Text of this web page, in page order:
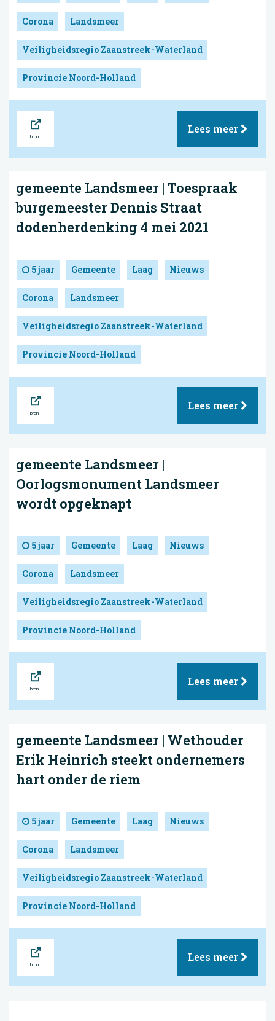
Corona Landsmeer
Veiligheidsregio Zaanstreek-Waterland
Provincie Noord-Holland
Lees meer
gemeente Landsmeer | Toespraak
burgemeester Dennis Straat
dodenherdenking 4 mei 2021
5 jaar Gemeente Laag Nieuws
Corona Landsmeer
Veiligheidsregio Zaanstreek-Waterland
Provincie Noord-Holland
Lees meer
gemeente Landsmeer |
Oorlogsmonument Landsmeer
wordt opgeknapt
5 jaar Gemeente Laag Nieuws
Corona Landsmeer
Veiligheidsregio Zaanstreek-Waterland
Provincie Noord-Holland
Lees meer
gemeente Landsmeer | Wethouder
Erik Heinrich steekt ondernemers
hart onder de riem
5 jaar Gemeente Laag Nieuws
Corona Landsmeer
Veiligheidsregio Zaanstreek-Waterland
Provincie Noord-Holland
Lees meer